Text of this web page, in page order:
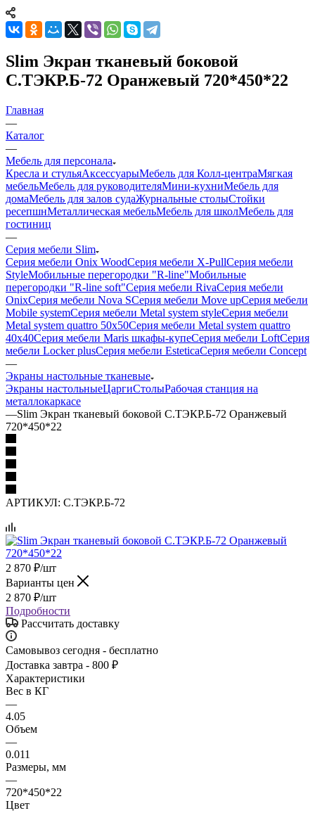
Slim Экран тканевый боковой
С.ТЭКР.Б-72 Оранжевый 720*450*22
Главная
—
Каталог
—
Мебель для персонала
Кресла и стульяАксессуарыМебель для Колл-центраМягкая
мебельМебель для руководителяМини-кухниМебель для
домаМебель для залов судаЖурнальные столыСтойки
ресепшнМеталлическая мебельМебель для школМебель для
гостиниц
—
Серия мебели Slim
Серия мебели Onix WoodСерия мебели X-PullСерия мебели
StyleМобильные перегородки "R-line"Мобильные
перегородки "R-line soft"Серия мебели RivaСерия мебели
OnixСерия мебели Nova SСерия мебели Move upСерия мебели
Mobile systemСерия мебели Metal system styleСерия мебели
Metal system quattro 50x50Серия мебели Metal system quattro
40x40Серия мебели Maris шкафы-купеСерия мебели LoftСерия
мебели Locker plusСерия мебели EsteticaСерия мебели Concept
—
Экраны настольные тканевые
Экраны настольныеЦаргиСтолыРабочая станция на
металлокаркасе
—Slim Экран тканевый боковой С.ТЭКР.Б-72 Оранжевый
720*450*22
АРТИКУЛ: С.ТЭКР.Б-72
2 870 ₽/шт
Варианты цен
2 870 ₽/шт
Подробности
Рассчитать доставку
Самовывоз сегодня - бесплатно
Доставка завтра - 800 ₽
Характеристики
Вес в КГ
—
4.05
Объем
—
0.011
Размеры, мм
—
720*450*22
Цвет